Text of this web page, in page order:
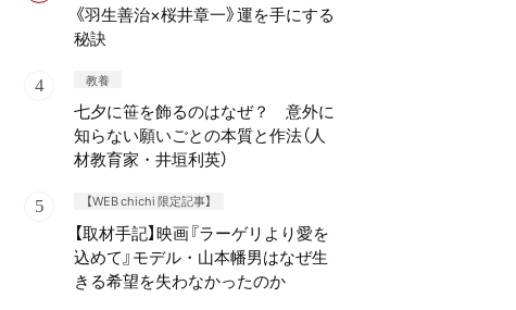
《羽生善治×桜井章一》運を手にする
秘訣
教養
七夕に笹を飾るのはなぜ？ 意外に
知らない願いごとの本質と作法（人
材教育家・井垣利英）
【WEB chichi 限定記事】
【取材手記】映画『ラーゲリより愛を
込めて』モデル・山本幡男はなぜ生
きる希望を失わなかったのか